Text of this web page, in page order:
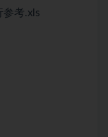
参考.xls